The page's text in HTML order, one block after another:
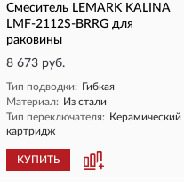
Смеситель LEMARK KALINA
LMF-2112S-BRRG для
раковины
8 673 руб.
Тип подводки: Гибкая
Материал: Из стали
Тип переключателя: Керамический
картридж
КУПИТЬ